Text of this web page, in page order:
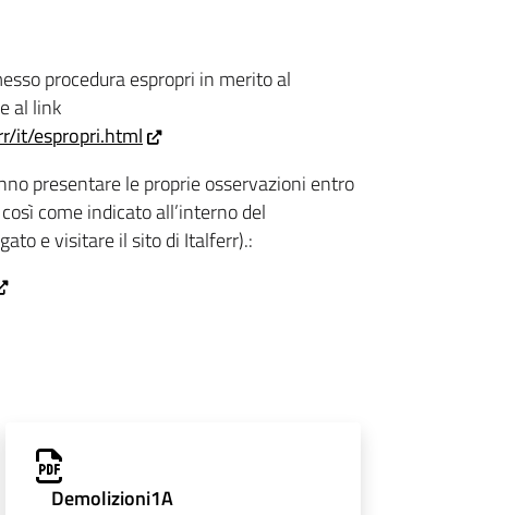
procedura espropri in merito al
al link
it/espropri.html
presentare le proprie osservazioni entro
come indicato all’interno del
e visitare il sito di Italferr).:
Demolizioni1A